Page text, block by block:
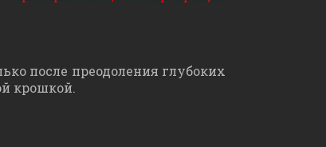
после преодоления глубоких
крошкой.